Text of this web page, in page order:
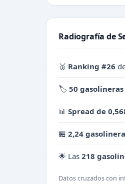
Radiografía de
🥉 Ranking #26
🏷️ 50
📊 Spread de
🏪 2,24
🌟 Las 218
Datos cruzados con